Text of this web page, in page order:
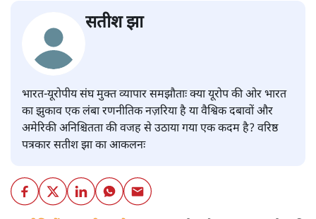
सतीश झा
भारत-यूरोपीय संघ मुक्त व्यापार समझौताः क्या यूरोप की ओर भारत
का झुकाव एक लंबा रणनीतिक नज़रिया है या वैश्विक दबावों और
अमेरिकी अनिश्चितता की वजह से उठाया गया एक कदम है? वरिष्ठ
पत्रकार सतीश झा का आकलनः